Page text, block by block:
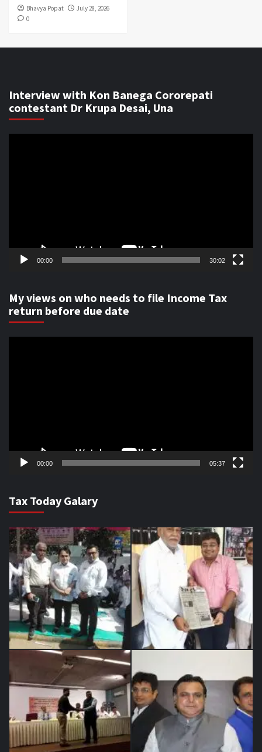
Bhavya Popat
July 28, 2026
0
Interview with Kon Banega Cororepati
contestant Dr Krupa Desai, Una
00:00 30:02
My views on who needs to file Income Tax
return before due date
00:00 05:37
Tax Today Galary